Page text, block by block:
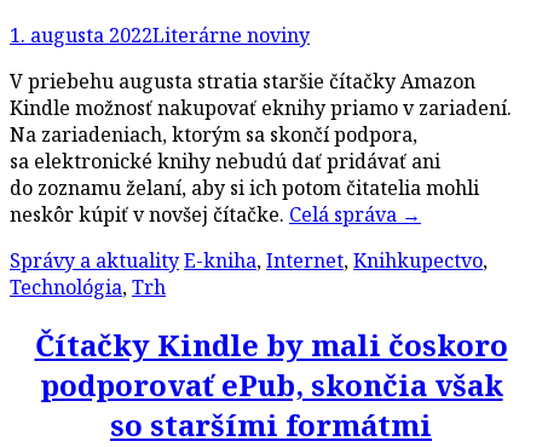
1. augusta 2022Literárne noviny
V priebehu augusta stratia staršie čítačky Amazon
Kindle možnosť nakupovať eknihy priamo v zariadení.
Na zariadeniach, ktorým sa skončí podpora,
sa elektronické knihy nebudú dať pridávať ani
do zoznamu želaní, aby si ich potom čitatelia mohli
neskôr kúpiť v novšej čítačke. Celá správa →
Správy a aktualityE-kniha,Internet,Knihkupectvo,
Technológia,Trh
Čítačky Kindle by mali čoskoro
podporovať ePub, skončia však
so staršími formátmi